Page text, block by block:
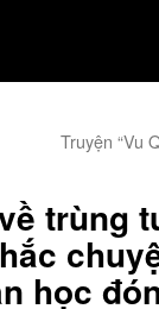
Truyện “Vu
trùng
học